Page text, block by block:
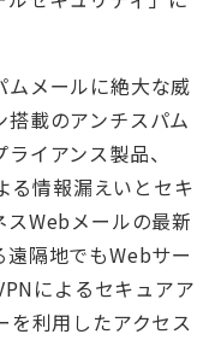
メールに絶大な威
載のアンチスパム
イアンス製品、
る情報漏えいとセキ
Webメールの最新
隔地でもWebサー
によるセキュアア
を利用したアクセス